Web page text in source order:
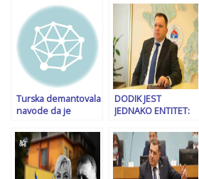
9. januar, ovo su
poruke Milorada
Dodika i Branislava
Borenovića…
trebalo dvije godine
da shvate ko je
Dodik, vrijeme se ne
može vratiti
Turska demantovala
navode da je
novac Dodiku za
povratak SDA u vlast
DODIK JEST
JEDNAKO ENTITET:
proces protiv
Dodika “suđenje RS-
u” i da Bošnjaci “žele
nestabilnost”